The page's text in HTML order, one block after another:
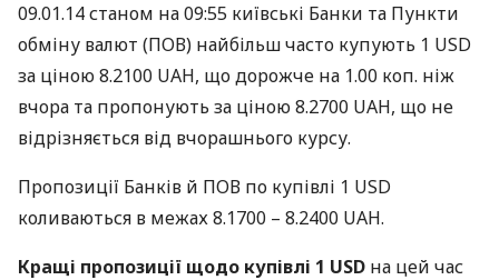
09.01.14 станом на 09:55 київські Банки та Пункти
обміну валют (ПОВ) найбільш часто купують 1 USD
за ціною 8.2100 UAH, що дорожче на 1.00 коп. ніж
вчора та пропонують за ціною 8.2700 UAH, що не
відрізняється від вчорашнього курсу.
Пропозиції Банків й ПОВ по купівлі 1 USD
коливаються в межах 8.1700 – 8.2400 UAH.
Кращі пропозиції щодо купівлі 1 USD на цей час